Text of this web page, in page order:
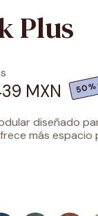
Plus
MXN
diseñado
más espacio